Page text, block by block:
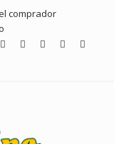
comprador